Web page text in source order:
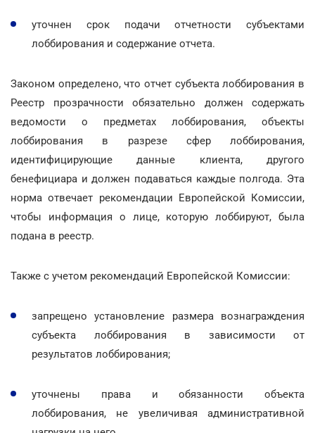
уточнен срок подачи отчетности субъектами
лоббирования и содержание отчета.
Законом определено, что отчет субъекта лоббирования в
Реестр прозрачности обязательно должен содержать
ведомости о предметах лоббирования, объекты
лоббирования в разрезе сфер лоббирования,
идентифицирующие данные клиента, другого
бенефициара и должен подаваться каждые полгода. Эта
норма отвечает рекомендации Европейской Комиссии,
чтобы информация о лице, которую лоббируют, была
подана в реестр.
Также с учетом рекомендаций Европейской Комиссии:
запрещено установление размера вознаграждения
субъекта лоббирования в зависимости от
результатов лоббирования;
уточнены права и обязанности объекта
лоббирования, не увеличивая административной